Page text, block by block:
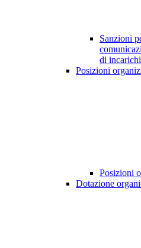
Sanzioni
di
Posizioni
Posizioni
Dotazione